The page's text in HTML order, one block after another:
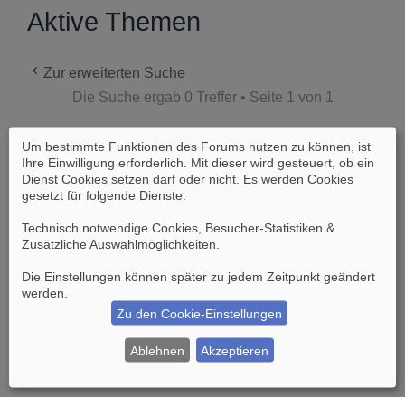
Aktive Themen
Zur erweiterten Suche
Die Suche ergab 0 Treffer • Seite 1 von 1
Es wurden keine passenden Ergebnisse
gefunden.
Gehe zu
Suche
Um bestimmte Funktionen des Forums nutzen zu können, ist
Ihre Einwilligung erforderlich. Mit dieser wird gesteuert, ob ein
Dienst Cookies setzen darf oder nicht. Es werden Cookies
gesetzt für folgende Dienste:
Technisch notwendige Cookies, Besucher-Statistiken &
Zusätzliche Auswahlmöglichkeiten
Die Einstellungen können später zu jedem Zeitpunkt geändert
werden.
Zu den Cookie-Einstellungen
Ablehnen Akzeptieren